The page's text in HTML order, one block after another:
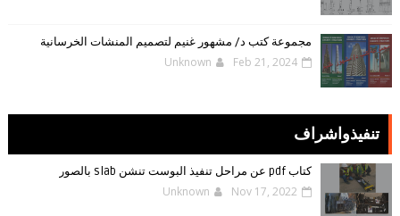
مجموعة كتب د/ مشهور غنيم لتصميم المنشات الخرسانية
Unknown Feb 21, 2024
تنفيذواشراف
كتاب pdf عن مراحل تنفيذ البوست تنشن slab بالصور
Unknown Nov 17, 2022